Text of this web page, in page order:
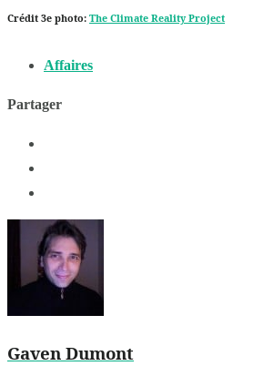
Crédit 3e photo: The Climate Reality Project
Affaires
Partager
Gaven Dumont